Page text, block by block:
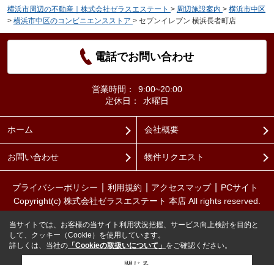
横浜市周辺の不動産｜株式会社ゼラスエステート > 周辺施設案内 > 横浜市中区
> 横浜市中区のコンビニエンスストア > セブンイレブン 横浜長者町店
電話でお問い合わせ
営業時間：
9:00~20:00
定休日：
水曜日
ホーム 会社概要
お問い合わせ 物件リクエスト
プライバシーポリシー 利用規約 アクセスマップ
PCサイト
Copyright(c) 株式会社ゼラスエステート 本店 All rights reserved.
当サイトでは、お客様の当サイト利用状況把握、サービス向上検討を目的と
して、クッキー（Cookie）を使用しています。
詳しくは、当社の 「Cookieの取扱いについて」 をご確認ください。